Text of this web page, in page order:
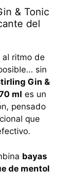
& Tonic
del
ritmo de
sin
Gin &
ml es un
pensado
que
bayas
de mentol